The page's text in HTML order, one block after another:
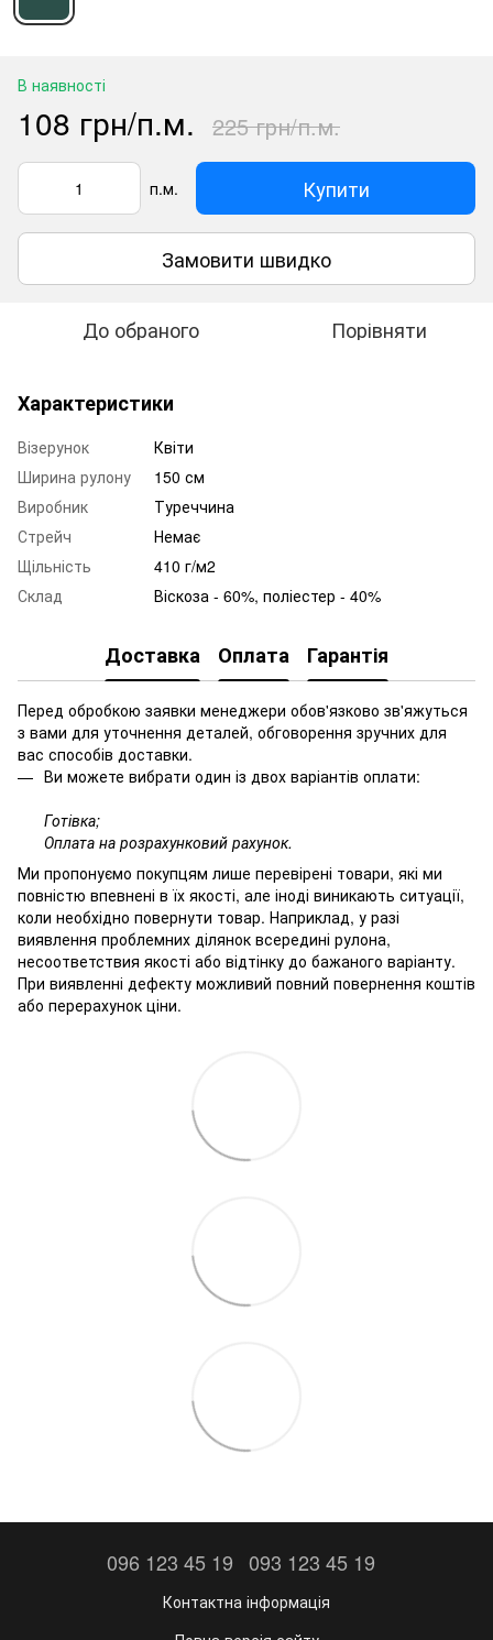
В наявності
108 грн/п.м. 225 грн/п.м.
п.м. Купити
Замовити швидко
До обраного Порівняти
Характеристики
Візерунок
Квіти
Ширина рулону
150 см
Виробник
Туреччина
Стрейч
Немає
Щільність
410 г/м2
Склад
Віскоза - 60%, поліестер - 40%
Доставка Оплата Гарантія
Перед обробкою заявки менеджери обов'язково зв'яжуться
з вами для уточнення деталей, обговорення зручних для
вас способів доставки.
Ви можете вибрати один із двох варіантів оплати:
Готівка;
Оплата на розрахунковий рахунок.
Ми пропонуємо покупцям лише перевірені товари, які ми
повністю впевнені в їх якості, але іноді виникають ситуації,
коли необхідно повернути товар. Наприклад, у разі
виявлення проблемних ділянок всередині рулона,
несоответствия якості або відтінку до бажаного варіанту.
При виявленні дефекту можливий повний повернення коштів
або перерахунок ціни.
096 123 45 19 093 123 45 19
Контактна інформація